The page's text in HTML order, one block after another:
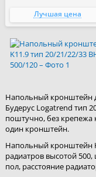
Лучшая цена
Напольный кронштейн
Будерус Logatrend тип
поштучно, без крепежа
один кронштейн.
Напольный кронштейн
радиатров высотой
пол, расстояние